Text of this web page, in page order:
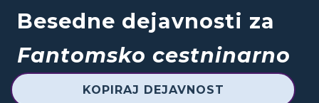
Besedne dejavnosti za
Fantomsko cestninarno
KOPIRAJ DEJAVNOST